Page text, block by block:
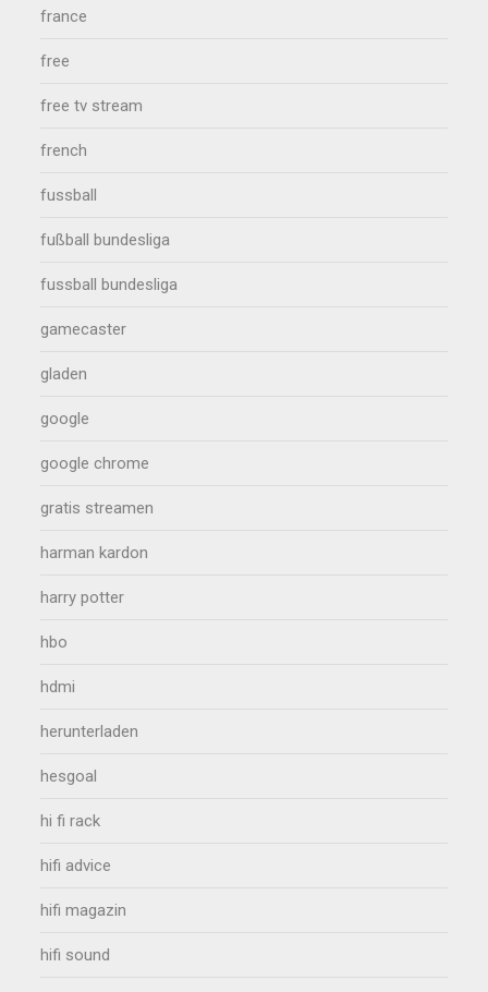
france
free
free tv stream
french
fussball
fußball bundesliga
fussball bundesliga
gamecaster
gladen
google
google chrome
gratis streamen
harman kardon
harry potter
hbo
hdmi
herunterladen
hesgoal
hi fi rack
hifi advice
hifi magazin
hifi sound